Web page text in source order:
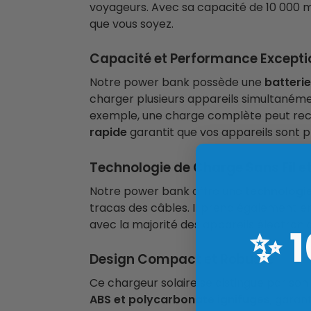
voyageurs. Avec sa capacité de 10 000
que vous soyez.
Capacité et Performance
Notre power bank possède une
charger plusieurs appareils
exemple, une charge complète peut
rapide garantit que vos appareils sont
Technologie de Charge Sans Fil
Notre power bank offre une
tracas des câbles. Il prend également
avec la majorité des appareils
Design Compact et Robuste
Ce chargeur solaire se distingue par son
ABS et polycarbonate ignifuges
,
✨